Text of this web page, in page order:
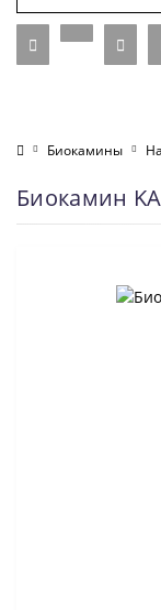
Биокамины
Биокамин